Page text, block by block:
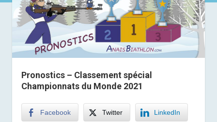
Pronostics – Classement spécial
Championnats du Monde 2021
Facebook Twitter LinkedIn